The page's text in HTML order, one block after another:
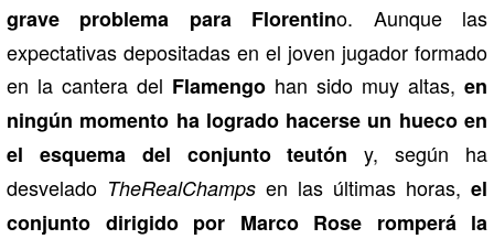
grave problema para Florentino. Aunque las
expectativas depositadas en el joven jugador formado
en la cantera del Flamengo han sido muy altas, en
ningún momento ha logrado hacerse un hueco en
el esquema del conjunto teutón y, según ha
desvelado TheRealChamps en las últimas horas, el
conjunto dirigido por Marco Rose romperá la